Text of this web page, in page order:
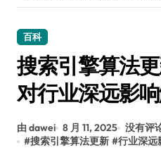
百科
搜索引擎算法
对行业深远影
由 dawei 8 月 11, 2025 没有评
#搜索引擎算法更新 #行业深远